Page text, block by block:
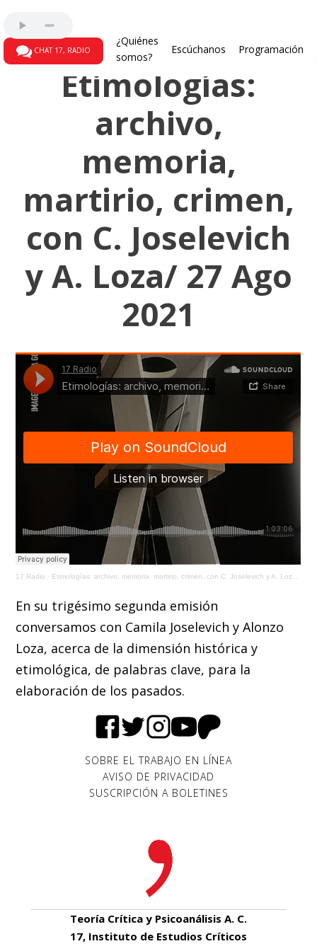
CHAT 17, RADIO
¿Quiénes
somos?
Escúchanos Programación
Etimologías:
archivo,
memoria,
martirio, crimen,
con C. Joselevich
y A. Loza/ 27 Ago
2021
17 Radio · Etimologías: archivo, memoria, martirio, crimen, con C. Joselevich y A. Loza/ 27 Ago 2021
En su trigésimo segunda emisión
conversamos con Camila Joselevich y Alonzo
Loza, acerca de la dimensión histórica y
etimológica, de palabras clave, para la
elaboración de los pasados.
SOBRE EL TRABAJO EN LÍNEA
AVISO DE PRIVACIDAD
SUSCRIPCIÓN A BOLETINES
Teoría Crítica y Psicoanálisis A. C.
17, Instituto de Estudios Críticos